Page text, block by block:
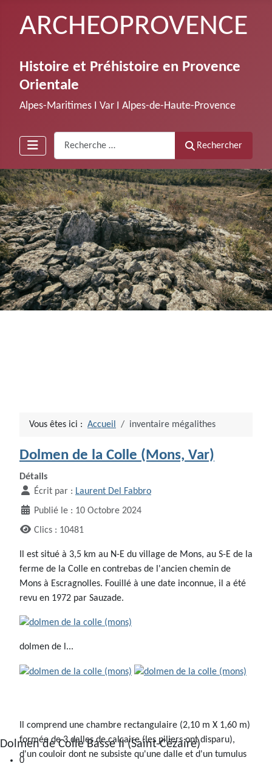
ARCHEOPROVENCE
Histoire et Préhistoire en Provence
Orientale
Alpes-Maritimes Ι Var Ι Alpes-de-Haute-Provence
Rechercher
0
1
Vous êtes ici : Accueil inventaire mégalithes
Dolmen de la Colle (Mons, Var)
Détails
Écrit par : Laurent Del Fabbro
Publié le : 10 Octobre 2024
Clics : 10481
Il est situé à 3,5 km au N-E du village de Mons, au S-E de la
ferme de la Colle en contrebas de l'ancien chemin de
Mons à Escragnolles. Fouillé à une date inconnue, il a été
revu en 1972 par Sauzade.
dolmen de l...
Il comprend une chambre rectangulaire (2,10 m X 1,60 m)
formée de 3 dalles de calcaire (les piliers ont disparu),
d'un couloir dont ne subsiste qu'une dalle et d'un tumulus